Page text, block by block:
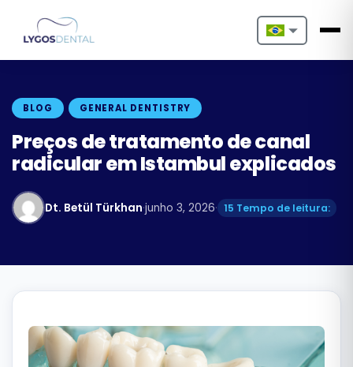
Nederlands
Français
Deutsch
Português
Български
BLOG GENERAL DENTISTRY
Preços de tratamento de canal
radicular em Istambul explicados
Dt. Betül Türkhan·junho 3, 2026· 15 Tempo de leitura: